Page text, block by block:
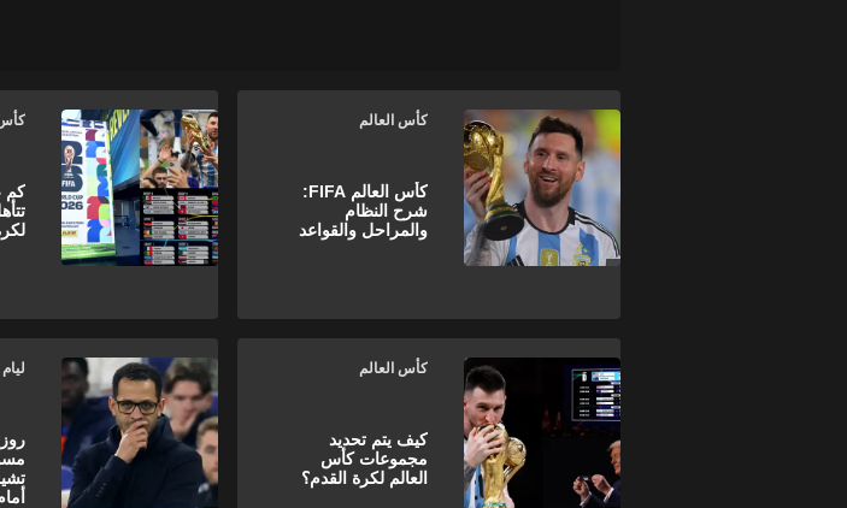
كأس العالم
كأس العالم FIFA:
شرح النظام
والمراحل والقواعد
كأس
كم
كأس العالم
كيف يتم تحديد
مجموعات كأس
العالم لكرة القدم؟